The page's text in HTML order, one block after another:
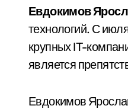
Евдокимов
технологий. С
крупных IT-
является
Евдокимов